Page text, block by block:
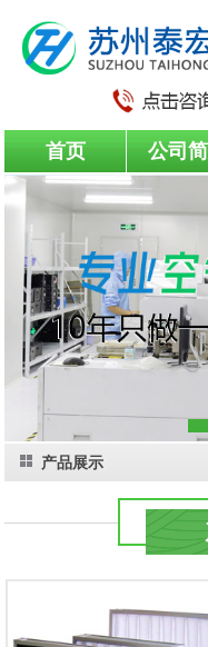
首页 公司
产品展示